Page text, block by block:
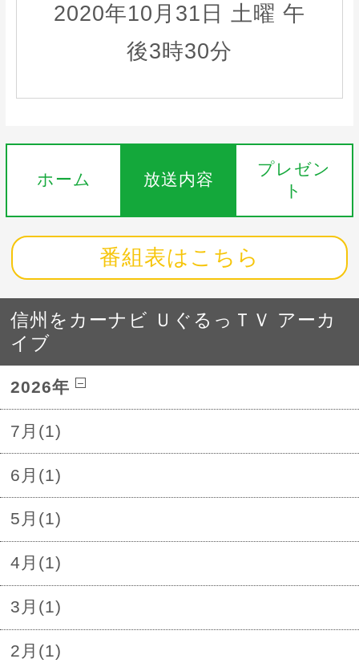
2020年10月31日 土曜 午
後3時30分
ホーム 放送内容
プレゼン
ト
番組表はこちら
信州をカーナビ ＵぐるっＴＶ アーカ
イブ
2026年
7月(1)
6月(1)
5月(1)
4月(1)
3月(1)
2月(1)